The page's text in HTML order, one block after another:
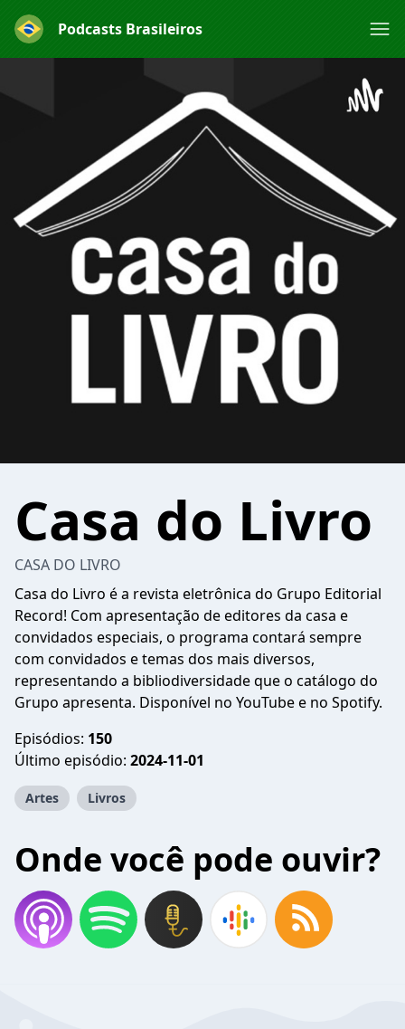
Podcasts Brasileiros
Casa do Livro
CASA DO LIVRO
Casa do Livro é a revista eletrônica do Grupo Editorial
Record! Com apresentação de editores da casa e
convidados especiais, o programa contará sempre
com convidados e temas dos mais diversos,
representando a bibliodiversidade que o catálogo do
Grupo apresenta. Disponível no YouTube e no Spotify.
Episódios: 150
Último episódio: 2024-11-01
Artes Livros
Onde você pode ouvir?